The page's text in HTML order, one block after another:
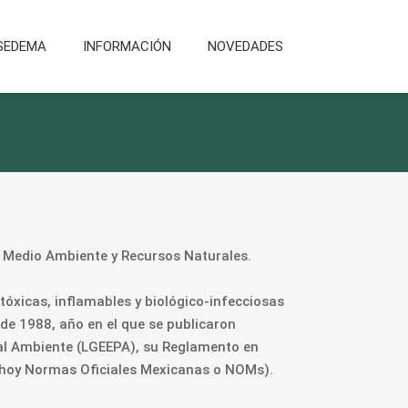
INFORMACIÓN NOVEDADES
Ambiente y Recursos Naturales.
inflamables y biológico-infecciosas
1988, año en el que se publicaron
(LGEEPA), su Reglamento en
Normas Oficiales Mexicanas o NOMs).